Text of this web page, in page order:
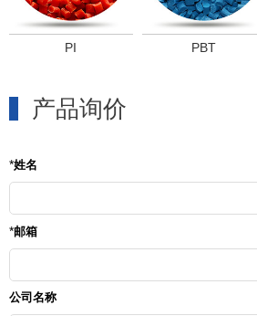
PI PBT
产品询价
*姓名
*邮箱
公司名称